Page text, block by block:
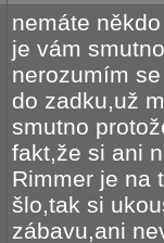
nemáte
je vám
nerozumím
do zadku,už
smutno
fakt,že si ani
Rimmer je na
šlo,tak si
zábavu,ani